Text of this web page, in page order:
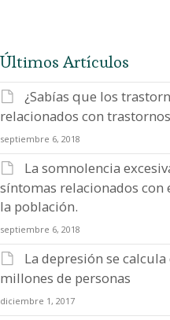
Últimos Artículos
¿Sabías que los
relacionados con
septiembre 6, 2018
La somnolencia
síntomas relacionados con
la población.
septiembre 6, 2018
La depresión se
millones de personas
diciembre 1, 2017